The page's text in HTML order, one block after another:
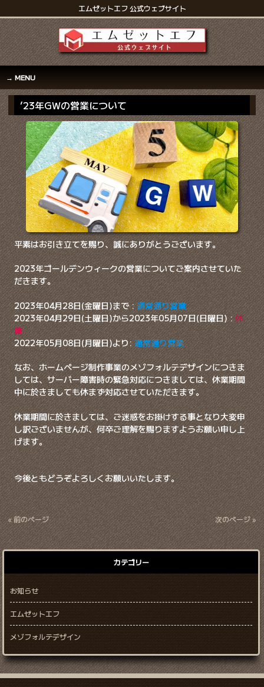
エムゼットエフ 公式ウェブサイト
MENU
’23年GWの営業について
平素はお引き立てを賜り、誠にありがとうございます。
2023年ゴールデンウィークの営業についてご案内させていた
だきます。
2023年04月28日(金曜日)まで :通常通り営業
2023年04月29日(土曜日)から2023年05月07日(日曜日) :休
業
2022年05月08日(月曜日)より:通常通り営業
なお、ホームページ制作事業のメゾフォルテデザインにつきま
しては、サーバー障害時の緊急対応につきましては、休業期間
中に於きましても休まず対応させていただきます。
休業期間に於きましては、ご迷惑をお掛けする事となり大変申
し訳ございませんが、何卒ご理解を賜りますようお願い申し上
げます。
今後ともどうぞよろしくお願いいたします。
« 前のページ 次のページ »
カテゴリー
お知らせ
エムゼットエフ
メゾフォルテデザイン